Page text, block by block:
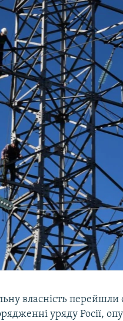
власність перейшли
уряду Росії,